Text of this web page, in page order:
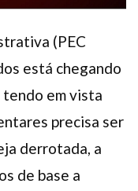
(PEC
está chegando
tendo em vista
precisa ser
derrotada, a
de base a